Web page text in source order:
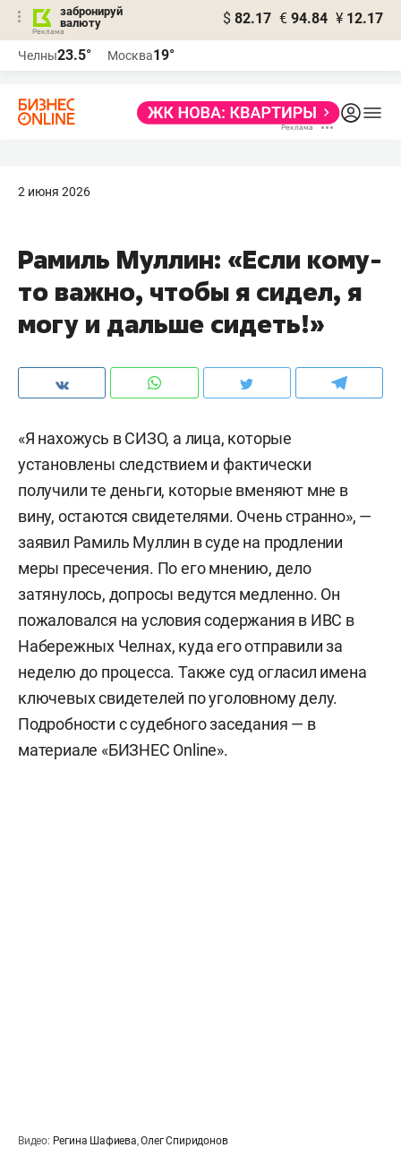
забронируй
валюту
$ 82.17 € 94.84 ¥ 12.17
Челны23.5° Москва19°
2 июня 2026
Рамиль Муллин: «Если кому-
то важно, чтобы я сидел, я
могу и дальше сидеть!»
«Я нахожусь в СИЗО, а лица, которые
установлены следствием и фактически
получили те деньги, которые вменяют мне в
вину, остаются свидетелями. Очень странно», —
заявил Рамиль Муллин в суде на продлении
меры пресечения. По его мнению, дело
затянулось, допросы ведутся медленно. Он
пожаловался на условия содержания в ИВС в
Набережных Челнах, куда его отправили за
неделю до процесса. Также суд огласил имена
ключевых свидетелей по уголовному делу.
Подробности с судебного заседания — в
материале «БИЗНЕС Online».
Видео: Регина Шафиева,Олег Спиридонов